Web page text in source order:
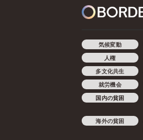
気候変動
人権
多文化共生
就労機会
国内の貧困
海外の貧困